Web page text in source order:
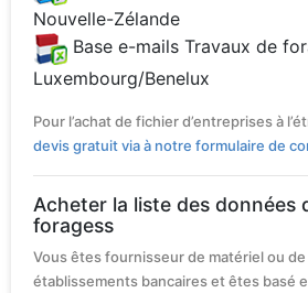
Nouvelle-Zélande
Base e-mails Travaux de
Luxembourg/Benelux
Pour l’achat de fichier d’entreprises à
devis gratuit via à notre formulaire de
Acheter la liste des données
foragess
Vous êtes fournisseur de matériel ou
établissements bancaires et êtes basé